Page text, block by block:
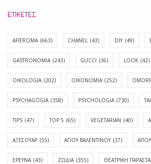
ΕΤΙΚΈΤΕΣ
AFIEROMA (663) CHANEL (43) DIY (49)
GASTRONOMIA (243) GUCCI (36) LOOK (42)
OIKOLOGIA (202) OIKONOMIA (252)
PSYCHAGOGIA (358) PSYCHOLOGIA (730)
TIPS (47) TOP 5 (65) VEGETARIAN (40)
ΑΞΕΣΟΥΑΡ (55) ΑΓΊΟΥ ΒΑΛΕΝΤΊΝΟΥ (37)
ΕΡΕΥΝΑ (43) ΖΩΔΙΑ (355) ΘΕΑΤΡΙΚΗ